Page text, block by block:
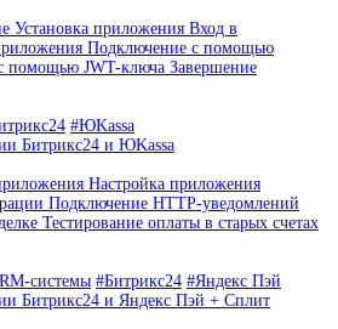
Установка приложения Вход в
Подключение с помощью
помощью JWT-ключа Завершение
#ЮKassa
Битрикс24 и ЮKassa
Настройка приложения
Подключение HTTP-уведомлений
Тестирование оплаты в старых счетах
системы #Битрикс24 #Яндекс Пэй
Битрикс24 и Яндекс Пэй + Сплит